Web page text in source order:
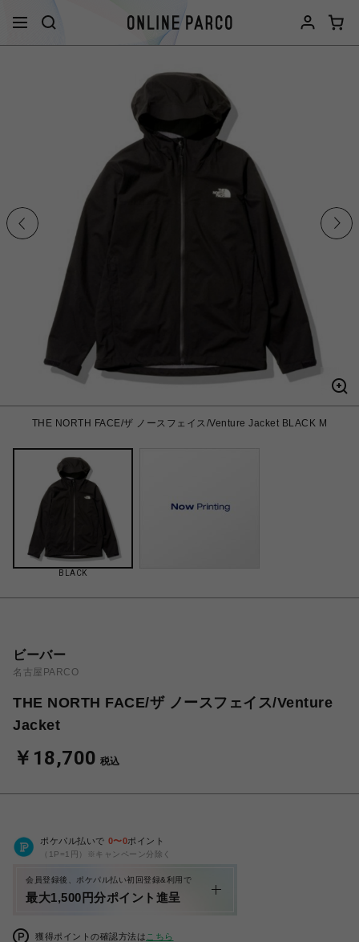
THE NORTH FACE/ザ ノースフェイス/Venture Jacket BLACK M
BLACK
ビーバー
名古屋PARCO
THE NORTH FACE/ザ ノースフェイス/Venture
Jacket
￥18,700 税込
ポケパル払いで 0〜0ポイント
（1P=1円）※キャンペーン分除く
会員登録後、ポケパル払い初回登録&利用で
最大1,500円分ポイント進呈
獲得ポイントの確認方法は こちら